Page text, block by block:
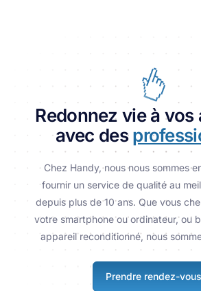
Redonnez vie à vos
avec des
Chez Handy, nous nous sommes
fournir un service de qualité au
depuis plus de 10 ans. Que vous
votre smartphone ou ordinateur, ou
appareil reconditionné, nous
Prendre rendez-vous